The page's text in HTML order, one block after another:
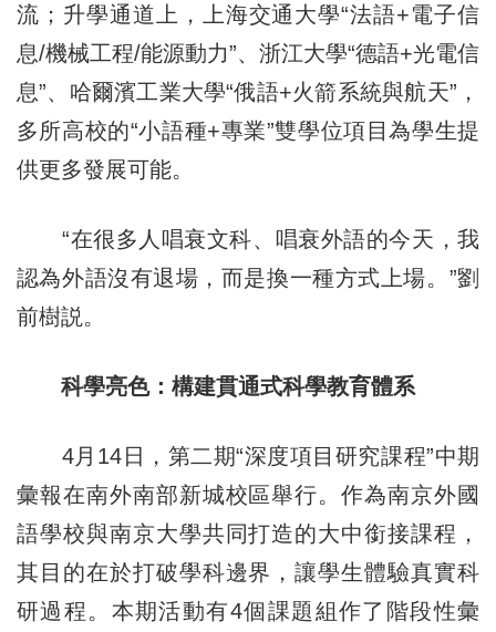
流；升學通道上，上海交通大學“法語+電子信
息/機械工程/能源動力”、浙江大學“德語+光電信
息”、哈爾濱工業大學“俄語+火箭系統與航天”，
多所高校的“小語種+專業”雙學位項目為學生提
供更多發展可能。
“在很多人唱衰文科、唱衰外語的今天，我
認為外語沒有退場，而是換一種方式上場。”劉
前樹説。
科學亮色：構建貫通式科學教育體系
4月14日，第二期“深度項目研究課程”中期
彙報在南外南部新城校區舉行。作為南京外國
語學校與南京大學共同打造的大中銜接課程，
其目的在於打破學科邊界，讓學生體驗真實科
研過程。本期活動有4個課題組作了階段性彙